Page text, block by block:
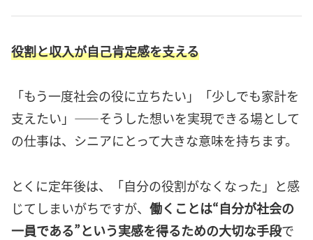
役割と収入が自己肯定感を支える
「もう一度社会の役に立ちたい」「少しでも家計を
支えたい」——そうした想いを実現できる場として
の仕事は、シニアにとって大きな意味を持ちます。
とくに定年後は、「自分の役割がなくなった」と感
じてしまいがちですが、 働くことは“自分が社会の
一員である”という実感を得るための大切な手段で